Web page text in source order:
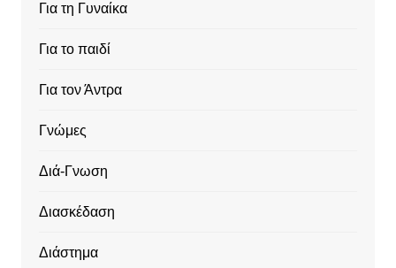
Για τη Γυναίκα
Για το παιδί
Για τον Άντρα
Γνώμες
Διά-Γνωση
Διασκέδαση
Διάστημα